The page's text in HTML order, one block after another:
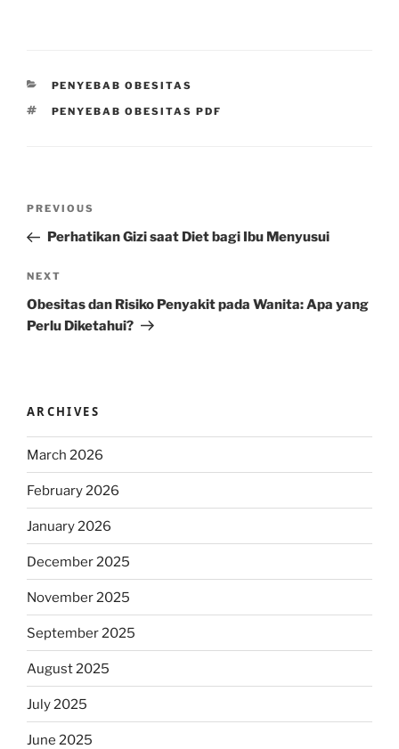
CATEGORIES
PENYEBAB OBESITAS
TAGS
PENYEBAB OBESITAS PDF
Previous
Post
PREVIOUS
Perhatikan Gizi saat Diet bagi Ibu Menyusui
Next
Post
NEXT
Obesitas dan Risiko Penyakit pada Wanita: Apa yang
Perlu Diketahui?
ARCHIVES
March 2026
February 2026
January 2026
December 2025
November 2025
September 2025
August 2025
July 2025
June 2025